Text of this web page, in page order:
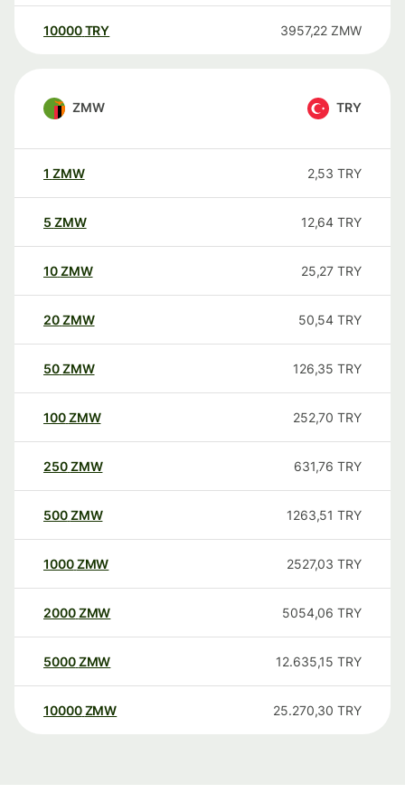
10000 TRY 3957,22 ZMW
ZMW TRY
1 ZMW 2,53 TRY
5 ZMW 12,64 TRY
10ZMW 25,27 TRY
20ZMW 50,54 TRY
50ZMW 126,35 TRY
100ZMW 252,70 TRY
250ZMW 631,76 TRY
500ZMW 1263,51 TRY
1000ZMW 2527,03 TRY
2000ZMW 5054,06 TRY
5000ZMW 12.635,15 TRY
10000 ZMW 25.270,30 TRY